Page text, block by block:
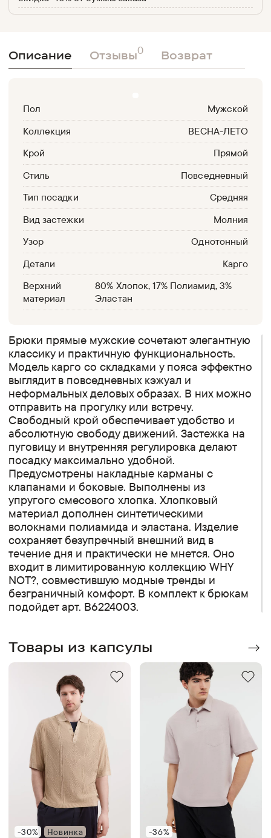
Описание Отзывы0 Возврат
Брюки прямые мужские сочетают элегантную
классику и практичную функциональность.
Модель карго со складками у пояса эффектно
выглядит в повседневных кэжуал и
неформальных деловых образах. В них можно
отправить на прогулку или встречу.
Свободный крой обеспечивает удобство и
абсолютную свободу движений. Застежка на
пуговицу и внутренняя регулировка делают
посадку максимально удобной.
Предусмотрены накладные карманы с
клапанами и боковые. Выполнены из
упругого смесового хлопка. Хлопковый
материал дополнен синтетическими
волокнами полиамида и эластана. Изделие
сохраняет безупречный внешний вид в
течение дня и практически не мнется. Оно
входит в лимитированную коллекцию WHY
NOT?, совместившую модные тренды и
безграничный комфорт. В комплект к брюкам
подойдет арт. B6224003.
Пол
Мужской
Коллекция
ВЕСНА-ЛЕТО
Крой
Прямой
Стиль
Повседневный
Тип посадки
Средняя
Вид застежки
Молния
Узор
Однотонный
Детали
Карго
Верхний
материал
80% Хлопок, 17% Полиамид, 3%
Эластан
Товары из капсулы
-30% Новинка -36%